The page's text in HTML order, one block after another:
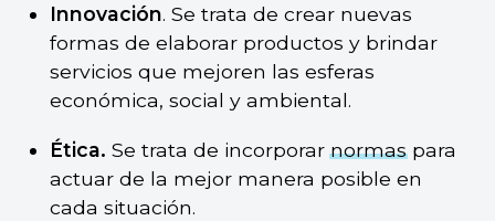
Innovación. Se trata de crear nuevas
formas de elaborar productos y brindar
servicios que mejoren las esferas
económica, social y ambiental.
Ética. Se trata de incorporarnormaspara
actuar de la mejor manera posible en
cada situación.